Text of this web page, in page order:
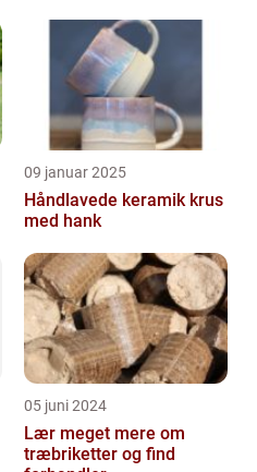
09 januar 2025
Håndlavede keramik krus
med hank
05 juni 2024
Lær meget mere om
træbriketter og find